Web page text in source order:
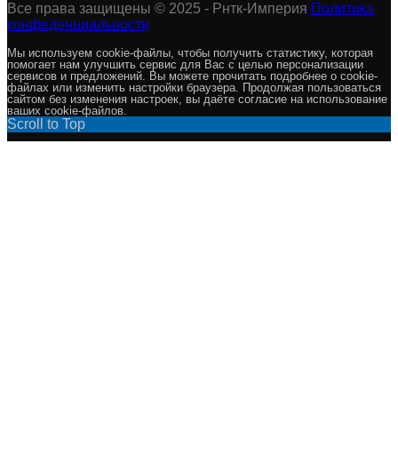
Все права защищены © 2025 - Рнтк-Империя Политика
конфеденциальности
Мы используем cookie-файлы, чтобы получить статистику, которая
помогает нам улучшить сервис для Вас с целью персонализации
сервисов и предложений. Вы можете прочитать подробнее о cookie-
файлах или изменить настройки браузера. Продолжая пользоваться
сайтом без изменения настроек, вы даёте согласие на использование
ваших cookie-файлов.
Scroll to Top